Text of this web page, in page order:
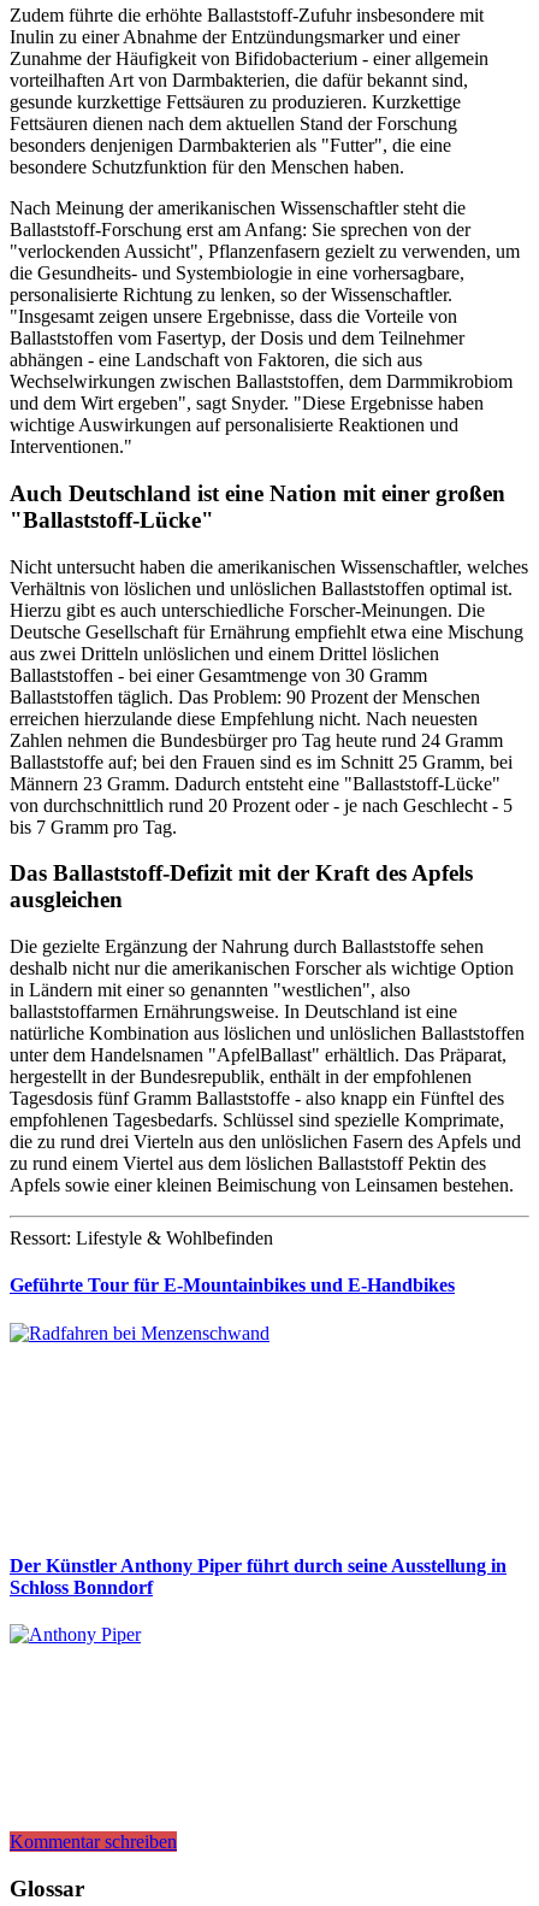
Zudem führte die erhöhte Ballaststoff-Zufuhr insbesondere mit
Inulin zu einer Abnahme der Entzündungsmarker und einer
Zunahme der Häufigkeit von Bifidobacterium - einer allgemein
vorteilhaften Art von Darmbakterien, die dafür bekannt sind,
gesunde kurzkettige Fettsäuren zu produzieren. Kurzkettige
Fettsäuren dienen nach dem aktuellen Stand der Forschung
besonders denjenigen Darmbakterien als "Futter", die eine
besondere Schutzfunktion für den Menschen haben.
Nach Meinung der amerikanischen Wissenschaftler steht die
Ballaststoff-Forschung erst am Anfang: Sie sprechen von der
"verlockenden Aussicht", Pflanzenfasern gezielt zu verwenden, um
die Gesundheits- und Systembiologie in eine vorhersagbare,
personalisierte Richtung zu lenken, so der Wissenschaftler.
"Insgesamt zeigen unsere Ergebnisse, dass die Vorteile von
Ballaststoffen vom Fasertyp, der Dosis und dem Teilnehmer
abhängen - eine Landschaft von Faktoren, die sich aus
Wechselwirkungen zwischen Ballaststoffen, dem Darmmikrobiom
und dem Wirt ergeben", sagt Snyder. "Diese Ergebnisse haben
wichtige Auswirkungen auf personalisierte Reaktionen und
Interventionen."
Auch Deutschland ist eine Nation mit einer großen
"Ballaststoff-Lücke"
Nicht untersucht haben die amerikanischen Wissenschaftler, welches
Verhältnis von löslichen und unlöslichen Ballaststoffen optimal ist.
Hierzu gibt es auch unterschiedliche Forscher-Meinungen. Die
Deutsche Gesellschaft für Ernährung empfiehlt etwa eine Mischung
aus zwei Dritteln unlöslichen und einem Drittel löslichen
Ballaststoffen - bei einer Gesamtmenge von 30 Gramm
Ballaststoffen täglich. Das Problem: 90 Prozent der Menschen
erreichen hierzulande diese Empfehlung nicht. Nach neuesten
Zahlen nehmen die Bundesbürger pro Tag heute rund 24 Gramm
Ballaststoffe auf; bei den Frauen sind es im Schnitt 25 Gramm, bei
Männern 23 Gramm. Dadurch entsteht eine "Ballaststoff-Lücke"
von durchschnittlich rund 20 Prozent oder - je nach Geschlecht - 5
bis 7 Gramm pro Tag.
Das Ballaststoff-Defizit mit der Kraft des Apfels
ausgleichen
Die gezielte Ergänzung der Nahrung durch Ballaststoffe sehen
deshalb nicht nur die amerikanischen Forscher als wichtige Option
in Ländern mit einer so genannten "westlichen", also
ballaststoffarmen Ernährungsweise. In Deutschland ist eine
natürliche Kombination aus löslichen und unlöslichen Ballaststoffen
unter dem Handelsnamen "ApfelBallast" erhältlich. Das Präparat,
hergestellt in der Bundesrepublik, enthält in der empfohlenen
Tagesdosis fünf Gramm Ballaststoffe - also knapp ein Fünftel des
empfohlenen Tagesbedarfs. Schlüssel sind spezielle Komprimate,
die zu rund drei Vierteln aus den unlöslichen Fasern des Apfels und
zu rund einem Viertel aus dem löslichen Ballaststoff Pektin des
Apfels sowie einer kleinen Beimischung von Leinsamen bestehen.
Ressort: Lifestyle & Wohlbefinden
Geführte Tour für E-Mountainbikes und E-Handbikes
Der Künstler Anthony Piper führt durch seine Ausstellung in
Schloss Bonndorf
Kommentar schreiben
Glossar